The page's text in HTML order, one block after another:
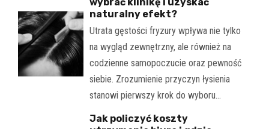
naturalny efekt?
Utrata gęstości fryzury wpływa nie tylko
na wygląd zewnętrzny, ale również na
codzienne samopoczucie oraz pewność
siebie. Zrozumienie przyczyn łysienia
stanowi pierwszy krok do wyboru…
Jak policzyć koszty